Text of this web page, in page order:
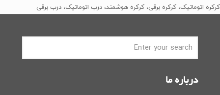
بود. است.
کرکره اتوماتیک، کرکره برقی، کرکره هوشمند، درب اتوماتیک، درب برقی
درباره ما